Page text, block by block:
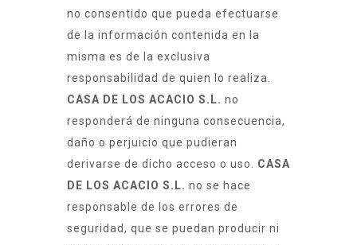
no consentido que pueda efectuarse
de la información contenida en la
misma es de la exclusiva
responsabilidad de quien lo realiza.
CASA DE LOS ACACIO S.L. no
responderá de ninguna consecuencia,
daño o perjuicio que pudieran
derivarse de dicho acceso o uso. CASA
DE LOS ACACIO S.L. no se hace
responsable de los errores de
seguridad, que se puedan producir ni